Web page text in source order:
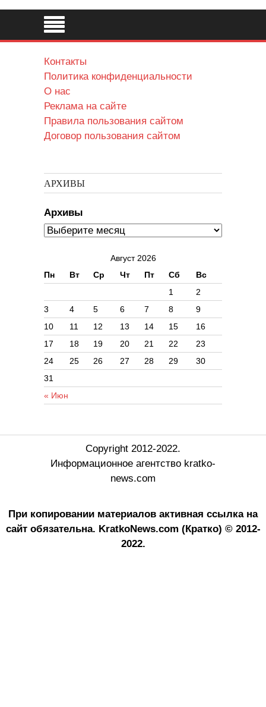
Контакты
Политика конфиденциальности
О нас
Реклама на сайте
Правила пользования сайтом
Договор пользования сайтом
АРХИВЫ
Архивы
Август 2026
Пн
Вт Ср Чт Пт Сб Вс
« Июн
1
2
3
4 5 6 7 8
9
10
11 12 13 14 15
16
17
18 19 20 21 22
23
24
25 26 27 28 29
30
31
Copyright 2012-2022.
Информационное агентство kratko-
news.com
При копировании материалов активная ссылка на
сайт обязательна. KratkoNews.com (Кратко) © 2012-
2022.